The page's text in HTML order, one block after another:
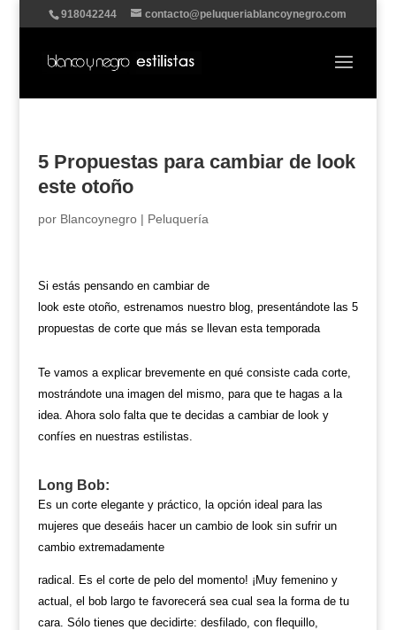
918042244 contacto@peluqueriablancoynegro.com
5 Propuestas para cambiar de look
este otoño
por Blancoynegro| Peluquería
Si estás pensando en cambiar de
look este otoño, estrenamos nuestro blog, presentándote las 5
propuestas de corte que más se llevan esta temporada
Te vamos a explicar brevemente en qué consiste cada corte,
mostrándote una imagen del mismo, para que te hagas a la
idea. Ahora solo falta que te decidas a cambiar de look y
confíes en nuestras estilistas.
Long Bob:
Es un corte elegante y práctico, la opción ideal para las
mujeres que deseáis hacer un cambio de look sin sufrir un
cambio extremadamente
radical. Es el corte de pelo del momento! ¡Muy femenino y
actual, el bob largo te favorecerá sea cual sea la forma de tu
cara. Sólo tienes que decidirte: desfilado, con flequillo,